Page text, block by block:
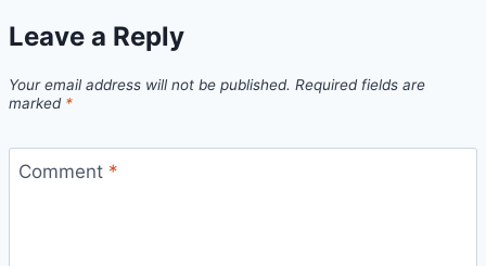
Leave a Reply
Your email address will not be published. Required fields are
marked *
Comment *